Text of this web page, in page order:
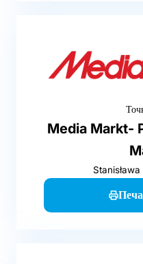
Media Markt-